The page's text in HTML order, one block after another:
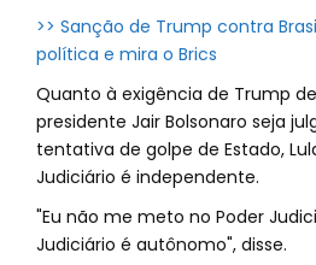
>> Sanção de Trump contra
política e mira o Brics
Quanto à exigência de Trump
presidente Jair Bolsonaro seja
tentativa de golpe de Estado,
Judiciário é independente.
"Eu não me meto no Poder
Judiciário é autônomo", disse.